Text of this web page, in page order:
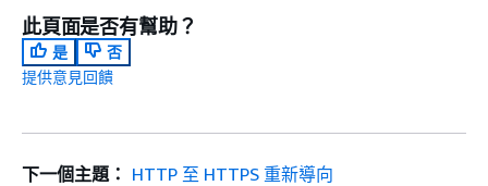
此頁面是否有幫助？
是
否
提供意見回饋
下一個主題： HTTP 至 HTTPS 重新導向